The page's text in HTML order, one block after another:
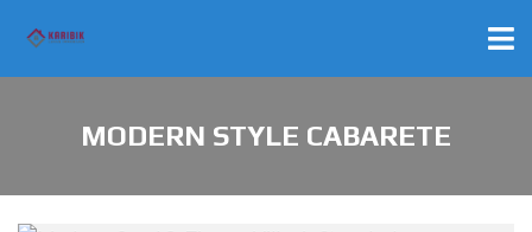
MODERN STYLE CABARETE